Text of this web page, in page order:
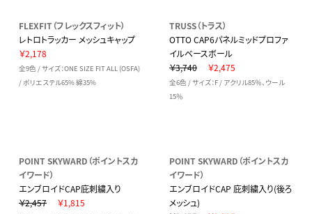
FLEXFIT（フレックスフィット）
レトロトラッカー メッシュキャップ
￥2,178
全9色 / サイズ：ONE SIZE FIT ALL (OSFA)
/ ポリエステル65% 綿35%
TRUSS（トラス）
OTTO CAP6パネルミッドプロファ
イルベースボール
￥3,740
￥2,475
全6色 / サイズ：F / アクリル85％、ウール
15％
POINT SKYWARD（ポイントスカ
イワード）
エンブロイドCAP庇刺繍入り
￥2,457
￥1,815
POINT SKYWARD（ポイントスカ
イワード）
エンブロイドCAP 庇刺繍入り(後ろ
メッシュ)